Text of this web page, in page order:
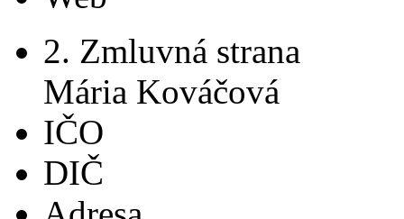
2. Zmluvná strana
Mária Kováčová
IČO
DIČ